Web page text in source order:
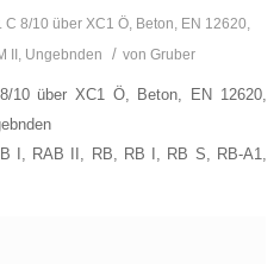
C 8/10 über XC1 Ö, Beton EN 12620
II Ungebnden / von Gruber
10 über XC1 Ö, Beton, EN 12620,
I, RAB II, RB, RB I, RB S, RB-A1,